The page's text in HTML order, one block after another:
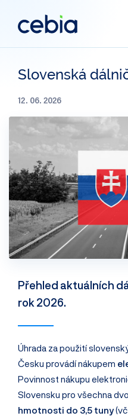
Slovenská
12. 06. 2026
Přehled aktuálních
rok 2026.
Úhrada za použití
Česku provádí nákupem
Povinnost nákupu
Slovensku pro všechna
hmotnosti do 3,5 tuny